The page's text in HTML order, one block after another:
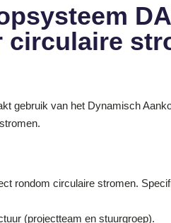
gebruik van het Dynamisch
rondom circulaire stromen.
(projectteam en stuurgroep).